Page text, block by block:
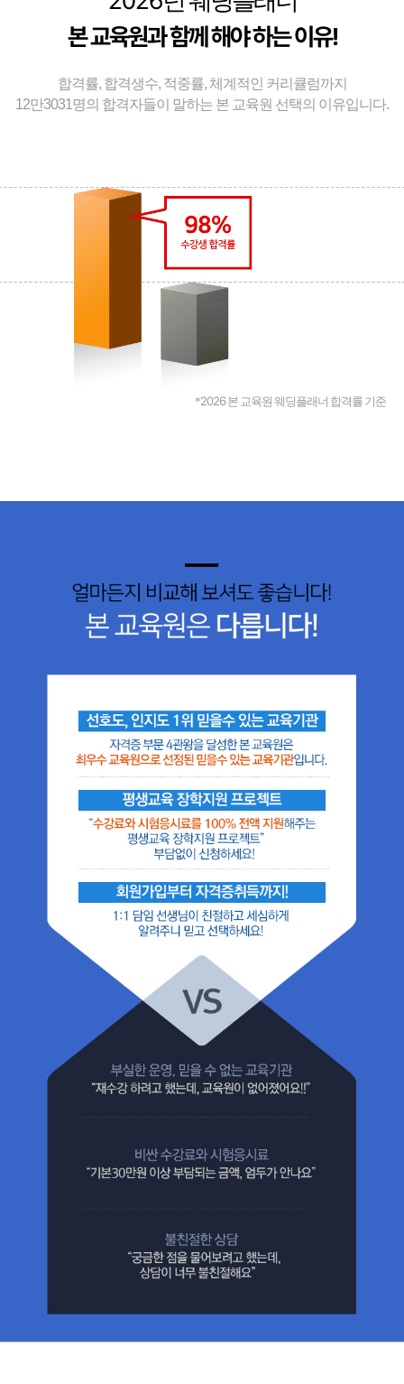
본 교육원과 함께 해야 하는 이유!
합격률, 합격생수, 적중률, 체계적인 커리큘럼까지
12만3031명의 합격자들이 말하는 본 교육원 선택의 이유입니다.
*2026본 교육원 웨딩플래너 합격률 기준